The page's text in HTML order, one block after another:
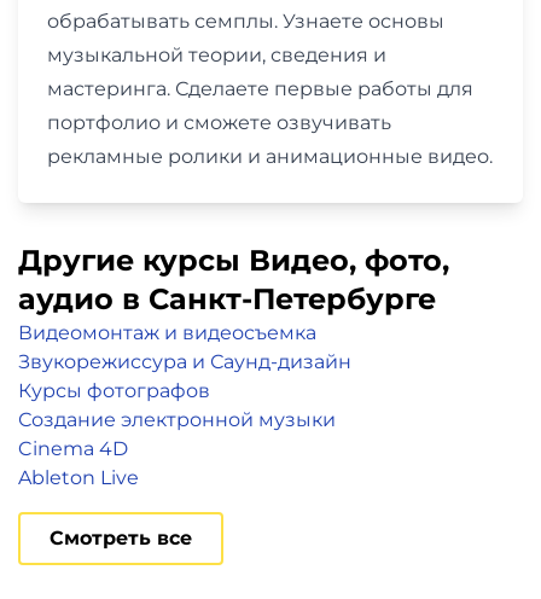
обрабатывать семплы. Узнаете основы
музыкальной теории, сведения и
мастеринга. Сделаете первые работы для
портфолио и сможете озвучивать
рекламные ролики и анимационные видео.
Другие курсы Видео, фото,
аудио в Санкт-Петербурге
Видеомонтаж и видеосъемка
Звукорежиссура и Саунд-дизайн
Курсы фотографов
Создание электронной музыки
Cinema 4D
Ableton Live
Смотреть все